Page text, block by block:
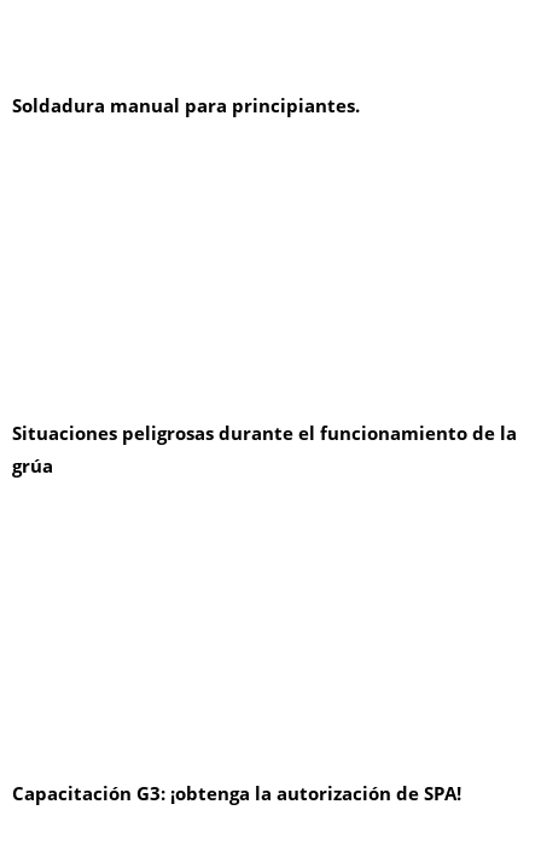
Soldadura manual para principiantes.
Situaciones peligrosas durante el funcionamiento de la
grúa
Capacitación G3: ¡obtenga la autorización de SPA!